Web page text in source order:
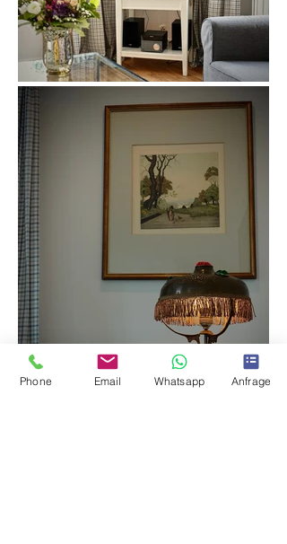
Phone Email Whatsapp Anfrage